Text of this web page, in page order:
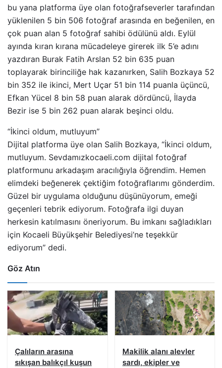
bu yana platforma üye olan fotoğrafseverler tarafından
yüklenilen 5 bin 506 fotoğraf arasında en beğenilen, en
çok puan alan 5 fotoğraf sahibi ödülünü aldı. Eylül
ayında kıran kırana mücadeleye girerek ilk 5’e adını
yazdıran Burak Fatih Arslan 52 bin 635 puan
toplayarak birinciliğe hak kazanırken, Salih Bozkaya 52
bin 352 ile ikinci, Mert Uçar 51 bin 114 puanla üçüncü,
Efkan Yücel 8 bin 58 puan alarak dördüncü, İlayda
Bezir ise 5 bin 262 puan alarak beşinci oldu.
“İkinci oldum, mutluyum”
Dijital platforma üye olan Salih Bozkaya, “İkinci oldum,
mutluyum. Sevdamızkocaeli.com dijital fotoğraf
platformunu arkadaşım aracılığıyla öğrendim. Hemen
elimdeki beğenerek çektiğim fotoğraflarımı gönderdim.
Güzel bir uygulama olduğunu düşünüyorum, emeği
geçenleri tebrik ediyorum. Fotoğrafa ilgi duyan
herkesin katılmasını öneriyorum. Bu imkanı sağladıkları
için Kocaeli Büyükşehir Belediyesi’ne teşekkür
ediyorum” dedi.
Göz Atın
Çalıların arasına
sıkışan balıkçıl kuşun
Makilik alanı alevler
sardı, ekipler ve